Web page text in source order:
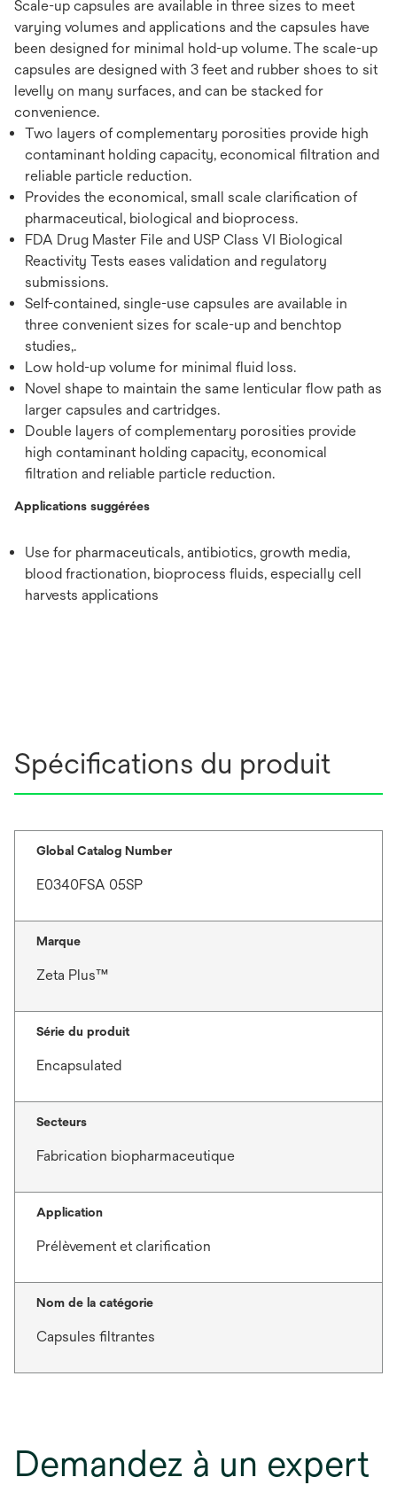
Scale-up capsules are available in three sizes to meet
varying volumes and applications and the capsules have
been designed for minimal hold-up volume. The scale-up
capsules are designed with 3 feet and rubber shoes to sit
levelly on many surfaces, and can be stacked for
convenience.
Two layers of complementary porosities provide high
contaminant holding capacity, economical filtration and
reliable particle reduction.
Provides the economical, small scale clarification of
pharmaceutical, biological and bioprocess.
FDA Drug Master File and USP Class VI Biological
Reactivity Tests eases validation and regulatory
submissions.
Self-contained, single-use capsules are available in
three convenient sizes for scale-up and benchtop
studies,.
Low hold-up volume for minimal fluid loss.
Novel shape to maintain the same lenticular flow path as
larger capsules and cartridges.
Double layers of complementary porosities provide
high contaminant holding capacity, economical
filtration and reliable particle reduction.
Applications suggérées
Use for pharmaceuticals, antibiotics, growth media,
blood fractionation, bioprocess fluids, especially cell
harvests applications
Spécifications du produit
Global Catalog Number
E0340FSA 05SP
Marque
Zeta Plus™
Série du produit
Encapsulated
Secteurs
Fabrication biopharmaceutique
Application
Prélèvement et clarification
Nom de la catégorie
Capsules filtrantes
Demandez à un expert